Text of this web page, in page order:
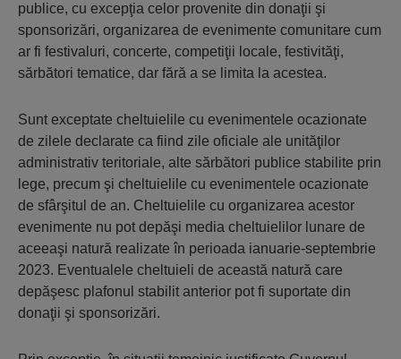
publice, cu excepţia celor provenite din donaţii şi
sponsorizări, organizarea de evenimente comunitare cum
ar fi festivaluri, concerte, competiţii locale, festivităţi,
sărbători tematice, dar fără a se limita la acestea.
Sunt exceptate cheltuielile cu evenimentele ocazionate
de zilele declarate ca fiind zile oficiale ale unităţilor
administrativ teritoriale, alte sărbători publice stabilite prin
lege, precum şi cheltuielile cu evenimentele ocazionate
de sfârşitul de an. Cheltuielile cu organizarea acestor
evenimente nu pot depăşi media cheltuielilor lunare de
aceeaşi natură realizate în perioada ianuarie-septembrie
2023. Eventualele cheltuieli de această natură care
depăşesc plafonul stabilit anterior pot fi suportate din
donaţii şi sponsorizări.